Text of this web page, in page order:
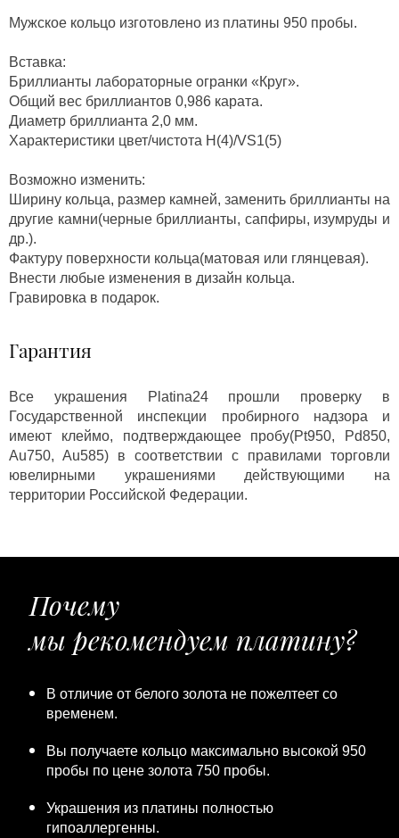
Мужское кольцо изготовлено из платины 950 пробы.
Вставка:
Бриллианты лабораторные огранки «Круг».
Общий вес бриллиантов 0,986 карата.
Диаметр бриллианта 2,0 мм.
Характеристики цвет/чистота H(4)/VS1(5)
Возможно изменить:
Ширину кольца, размер камней, заменить бриллианты на
другие камни(черные бриллианты, сапфиры, изумруды и
др.).
Фактуру поверхности кольца(матовая или глянцевая).
Внести любые изменения в дизайн кольца.
Гравировка в подарок.
Гарантия
Все украшения Platina24 прошли проверку в
Государственной инспекции пробирного надзора и
имеют клеймо, подтверждающее пробу(Pt950, Pd850,
Au750, Au585) в соответствии с правилами торговли
ювелирными украшениями действующими на
территории Российской Федерации.
Почему
мы рекомендуем платину?
В отличие от белого золота не пожелтеет со
временем.
Вы получаете кольцо максимально высокой 950
пробы по цене золота 750 пробы.
Украшения из платины полностью
гипоаллергенны.